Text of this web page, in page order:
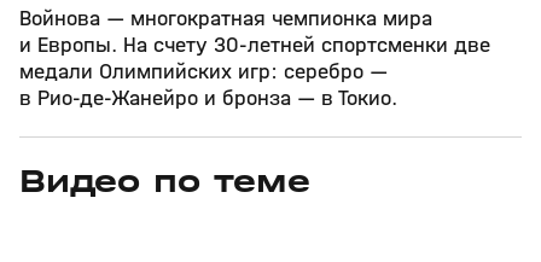
Войнова — многократная чемпионка мира
и Европы. На счету 30‑летней спортсменки две
медали Олимпийских игр: серебро —
в Рио‑де‑Жанейро и бронза — в Токио.
Видео по теме
01 авг, 20:41